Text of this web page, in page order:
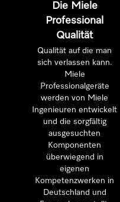
Die Miele
Professional
Qualität
Qualität auf die man
sich verlassen kann.
Miele
Professionalgeräte
werden von Miele
Ingenieuren entwickelt
und die sorgfältig
ausgesuchten
Komponenten
überwiegend in
eigenen
Kompetenzwerken in
Deutschland und